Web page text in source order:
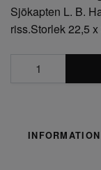
Sjökapten L. B.
riss.Storlek 22,5
INFORMATION